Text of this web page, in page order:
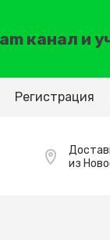
канал и
Регистрация
из